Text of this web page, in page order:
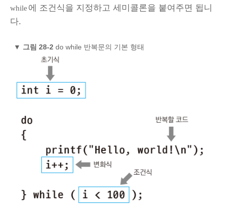
while 에 조건식을 지정하고 세미콜론을 붙여주면 됩니
다.
▼ 그림 28‑2 do while 반복문의 기본 형태